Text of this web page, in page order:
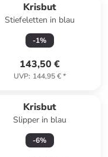
Krisbut
Stiefeletten in blau
-1%
143,50 €
UVP: 144,95 €*
Krisbut
Slipper in blau
-6%